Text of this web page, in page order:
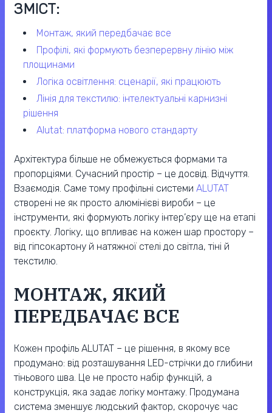
ЗМІСТ:
монтаж, який передбачає все
профілі, які формують безперервну лінію між
площинами
логіка освітлення: сценарії, які працюють
лінія для текстилю: інтелектуальні карнизні
рішення
alutat: платформа нового стандарту
Архітектура більше не обмежується формами та
пропорціями. Сучасний простір – це досвід. Відчуття.
Взаємодія. Саме тому профільні системи ALUTAT
створені не як просто алюмінієві вироби – це
інструменти, які формують логіку інтер’єру ще на етапі
проєкту. Логіку, що впливає на кожен шар простору –
від гіпсокартону й натяжної стелі до світла, тіні й
текстилю.
МОНТАЖ, ЯКИЙ
ПЕРЕДБАЧАЄ ВСЕ
Кожен профіль ALUTAT – це рішення, в якому все
продумано: від розташування LED-стрічки до глибини
тіньового шва. Це не просто набір функцій, а
конструкція, яка задає логіку монтажу. Продумана
система зменшує людський фактор, скорочує час